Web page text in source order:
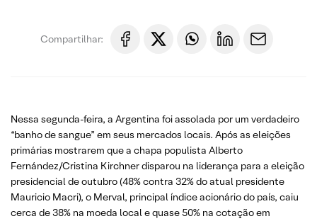
Compartilhar:
Nessa segunda-feira, a Argentina foi assolada por um verdadeiro
“banho de sangue” em seus mercados locais. Após as eleições
primárias mostrarem que a chapa populista Alberto
Fernández/Cristina Kirchner disparou na liderança para a eleição
presidencial de outubro (48% contra 32% do atual presidente
Mauricio Macri), o Merval, principal índice acionário do país, caiu
cerca de 38% na moeda local e quase 50% na cotação em